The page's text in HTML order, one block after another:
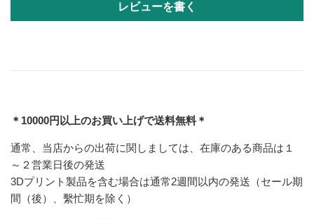
レビューを書く
＊10000円以上のお買い上げで送料無料＊
通常、当店からの出荷に関しましては、在庫のある商品は１
～２営業日後の発送
3Dプリント製品を含む場合は通常2週間以内の発送（セール期
間（後）、繫忙期を除く）